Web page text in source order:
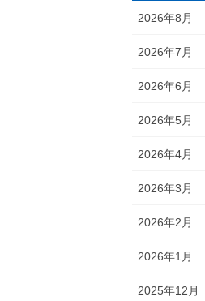
2026年8月
2026年7月
2026年6月
2026年5月
2026年4月
2026年3月
2026年2月
2026年1月
2025年12月